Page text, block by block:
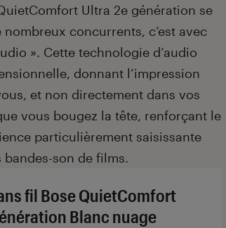
Ultra 2e génération se
concurrents, c’est avec
». Cette technologie d’audio
donnant l’impression
et non directement dans vos
vous bougez la tête, renforçant le
particulièrement saisissante
son de films.
fil Bose QuietComfort
Blanc nuage